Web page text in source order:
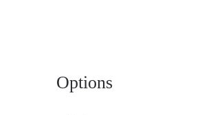
lumineux [lm])
Options